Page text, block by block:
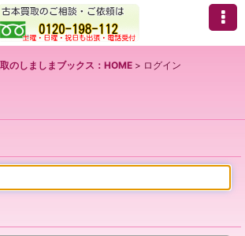
のしましまブックス：HOME > ログイン